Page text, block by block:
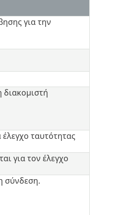
για την
διακομιστή
ταυτότητας
για τον έλεγχο
σύνδεση.